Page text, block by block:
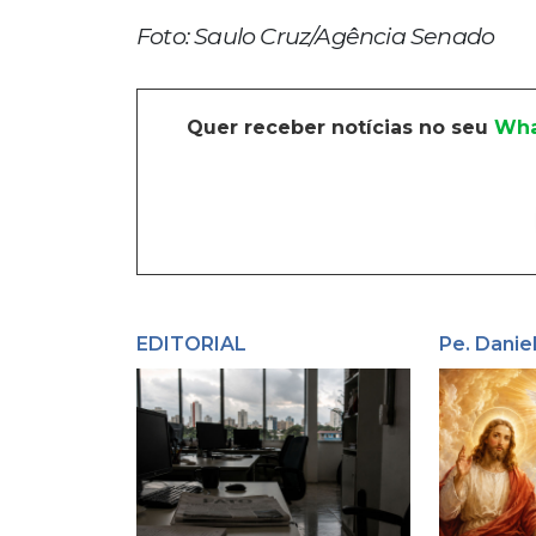
Foto: Saulo Cruz/Agência Senado
Quer receber notícias no seu
EDITORIAL Pe.